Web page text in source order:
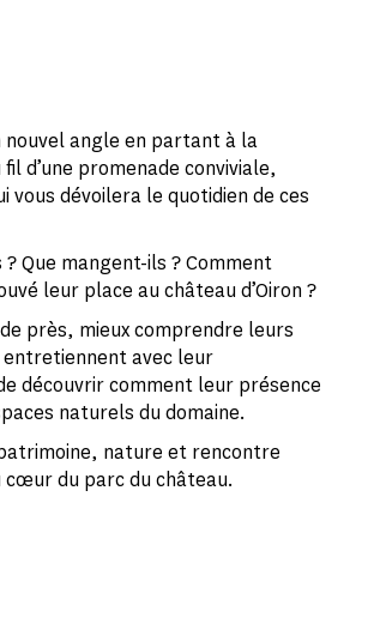
nouvel angle en partant à la
d’une promenade conviviale,
vous dévoilera le quotidien de ces
Que mangent-ils ? Comment
leur place au château d’Oiron ?
près, mieux comprendre leurs
entretiennent avec leur
découvrir comment leur présence
naturels du domaine.
nature et rencontre
du parc du château.